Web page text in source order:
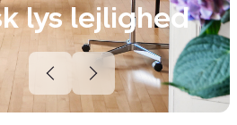
lys lejlighed